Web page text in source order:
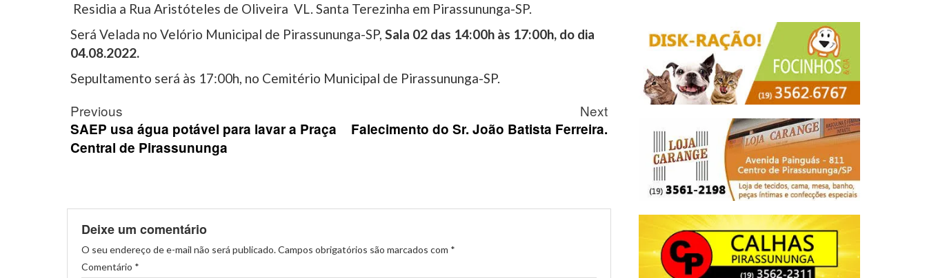
Residia a Rua Aristóteles de Oliveira VL. Santa Terezinha em Pirassununga-SP.
Será Velada no Velório Municipal de Pirassununga-SP, Sala 02 das 14:00h às 17:00h, do dia
04.08.2022.
Sepultamento será às 17:00h, no Cemitério Municipal de Pirassununga-SP.
Post
navigation
Previous
SAEP usa água potável para lavar a Praça
Central de Pirassununga
Next
Falecimento do Sr. João Batista Ferreira.
Deixe um comentário
O seu endereço de e-mail não será publicado.Campos obrigatórios são marcados com *
Comentário *